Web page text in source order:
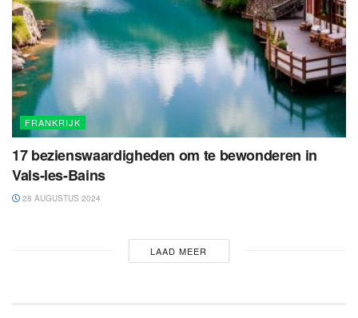
FRANKRIJK
17 bezienswaardigheden om te bewonderen in
Vals-les-Bains
28 AUGUSTUS 2024
LAAD MEER